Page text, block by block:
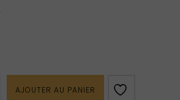
AJOUTER AU PANIER